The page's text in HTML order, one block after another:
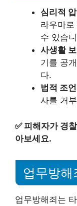
심리적
라우마
수 있습
사생활
기를 공
다.
법적 조언
사를 거
✅ 피해자가 경
아보세요.
업무방해
업무방해죄는